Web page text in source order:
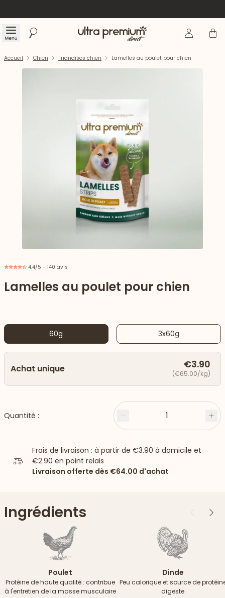
Menu Rechercher Accueil Se Panier
vers le bas
Accueil Chien Friandises chien Lamelles au poulet pour chien
4.4/5 - 140 avis
Lamelles au poulet pour chien
60g 3x60g
Achat unique €3.90
(€65.00/kg)
Quantité : Moins 1
Frais de livraison : à partir de €3.90 à domicile et
€2.90 en point relais
Livraison offerte dès €64.00 d'achat
Ingrédients Précédent
Poulet
Protéine de haute qualité : contribue
à l'entretien de la masse musculaire
Dinde
Peu calorique et source de
digeste